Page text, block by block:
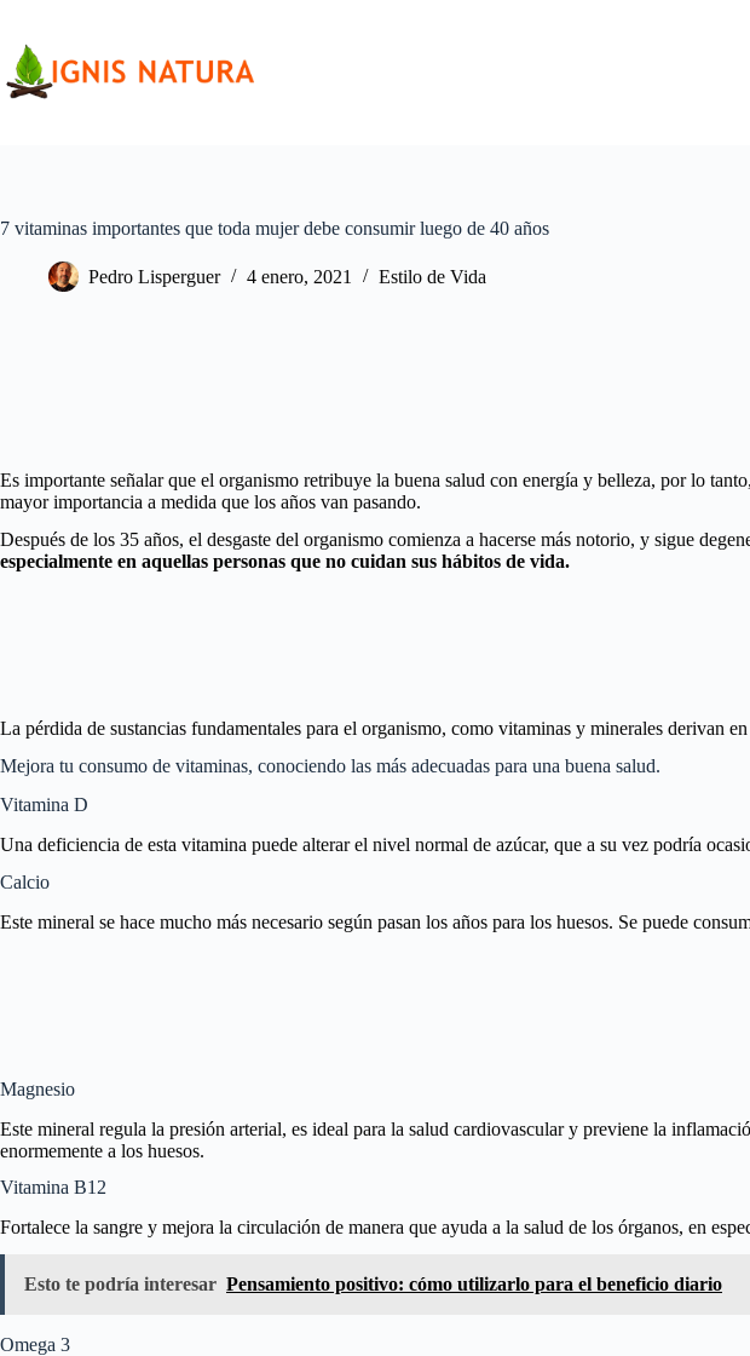
contenido
7 vitaminas importantes que toda mujer debe consumir luego de 40 años
Pedro Lisperguer 4 enero, 2021 Estilo de Vida
Es importante señalar que el organismo retribuye la buena salud con energía y belleza, por lo tanto,
mayor importancia a medida que los años van pasando.
Después de los 35 años, el desgaste del organismo comienza a hacerse más notorio, y sigue
especialmente en aquellas personas que no cuidan sus hábitos de vida.
La pérdida de sustancias fundamentales para el organismo, como vitaminas y minerales derivan
Mejora tu consumo de vitaminas, conociendo las más adecuadas para una buena salud.
Vitamina D
Una deficiencia de esta vitamina puede alterar el nivel normal de azúcar, que a su vez podría
Calcio
Este mineral se hace mucho más necesario según pasan los años para los huesos. Se puede
Magnesio
Este mineral regula la presión arterial, es ideal para la salud cardiovascular y previene la
enormemente a los huesos.
Vitamina B12
Fortalece la sangre y mejora la circulación de manera que ayuda a la salud de los órganos, en
Esto te podría interesar Pensamiento positivo: cómo utilizarlo para el beneficio diario
Omega 3